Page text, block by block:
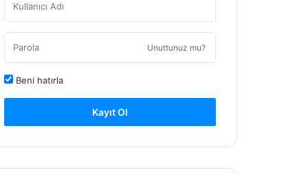
Unuttunuz mu?
Beni hatırla
Kayıt Ol